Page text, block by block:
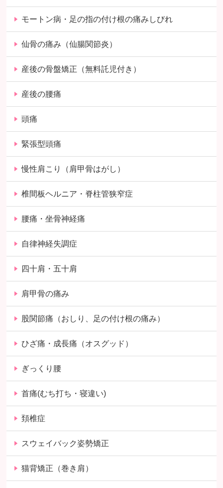
モートン病・足の指の付け根の痛みしびれ
仙骨の痛み（仙腸関節炎）
産後の骨盤矯正（無料託児付き）
産後の腰痛
頭痛
緊張型頭痛
慢性肩こり（肩甲骨はがし）
椎間板ヘルニア・脊柱管狭窄症
腰痛・坐骨神経痛
自律神経失調症
四十肩・五十肩
肩甲骨の痛み
股関節痛（おしり、足の付け根の痛み）
ひざ痛・成長痛（オスグッド）
ぎっくり腰
首痛(むち打ち・寝違い)
頚椎症
スウェイバック姿勢矯正
猫背矯正（巻き肩）